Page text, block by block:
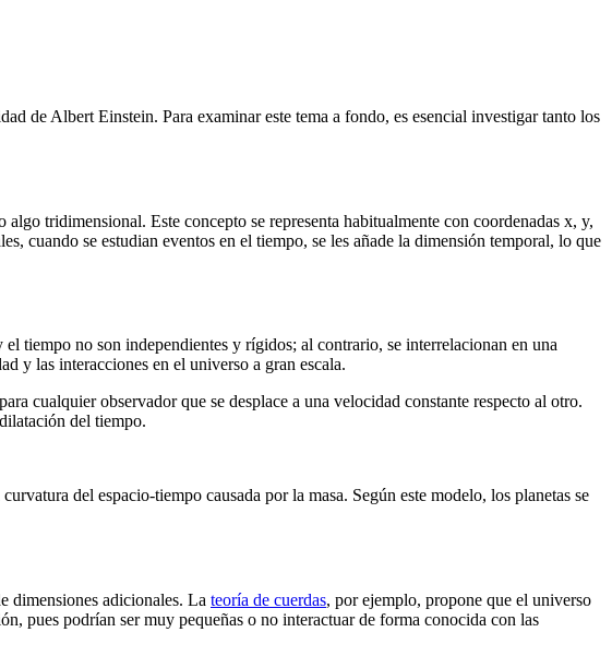
de Albert Einstein. Para examinar este tema a fondo, es esencial investigar tanto los
tridimensional. Este concepto se representa habitualmente con coordenadas x, y,
cuando se estudian eventos en el tiempo, se les añade la dimensión temporal, lo que
tiempo no son independientes y rígidos; al contrario, se interrelacionan en una
y las interacciones en el universo a gran escala.
cualquier observador que se desplace a una velocidad constante respecto al otro.
del tiempo.
del espacio-tiempo causada por la masa. Según este modelo, los planetas se
dimensiones adicionales. La teoría de cuerdas, por ejemplo, propone que el universo
pues podrían ser muy pequeñas o no interactuar de forma conocida con las